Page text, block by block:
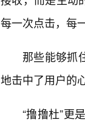
每一次点击，每
那些能够抓
地击中了用户的
“撸撸杜”更